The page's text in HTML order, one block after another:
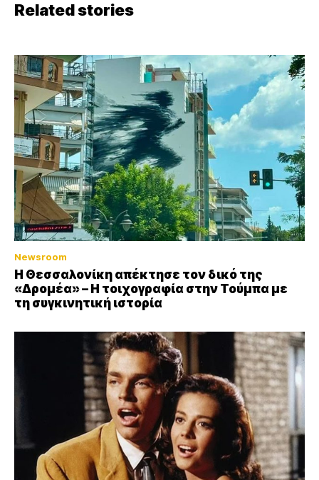
Related stories
Newsroom
Η Θεσσαλονίκη απέκτησε τον δικό της
«Δρομέα» – Η τοιχογραφία στην Τούμπα με
τη συγκινητική ιστορία